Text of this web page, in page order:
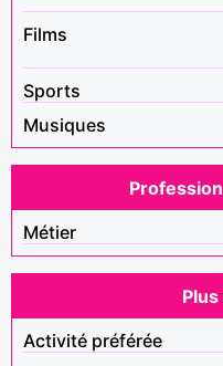
Films
Sports
Musiques
Métier
Activité préférée